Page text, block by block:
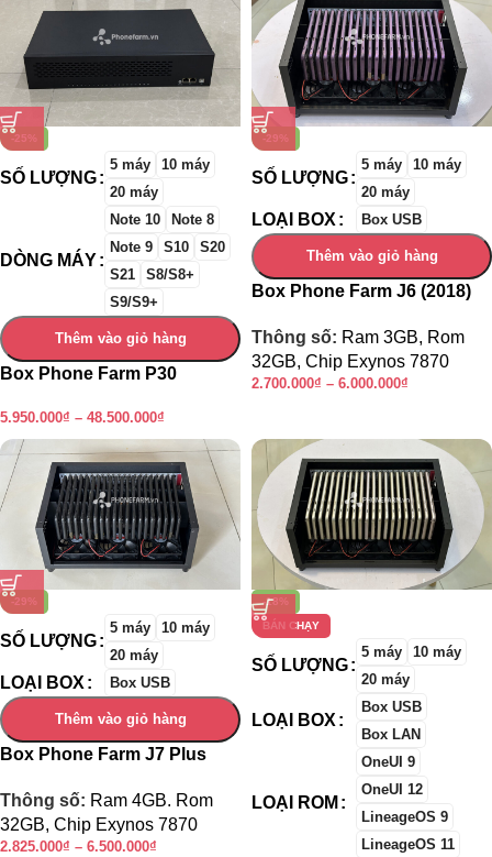
-25%
SỐ LƯỢNG
5 máy
10 máy
20 máy
DÒNG MÁY
Note 10
Note 8
Note 9
S10
S20
S21
S8/S8+
S9/S9+
Thêm vào giỏ hàng
Box Phone Farm P30
5.950.000₫ – 48.500.000₫
-29%
SỐ LƯỢNG
5 máy
10 máy
20 máy
LOẠI BOX Box USB
Thêm vào giỏ hàng
Box Phone Farm J6 (2018)
Thông số: Ram 3GB, Rom
32GB, Chip Exynos 7870
2.700.000₫ – 6.000.000₫
-29%
SỐ LƯỢNG
5 máy
10 máy
20 máy
LOẠI BOX Box USB
Thêm vào giỏ hàng
Box Phone Farm J7 Plus
Thông số: Ram 4GB. Rom
32GB, Chip Exynos 7870
2.825.000₫ – 6.500.000₫
-18%
BÁN CHẠY
SỐ LƯỢNG
5 máy
10 máy
20 máy
LOẠI BOX
Box USB
Box LAN
LOẠI ROM
OneUI 9
OneUI 12
LineageOS 9
LineageOS 11